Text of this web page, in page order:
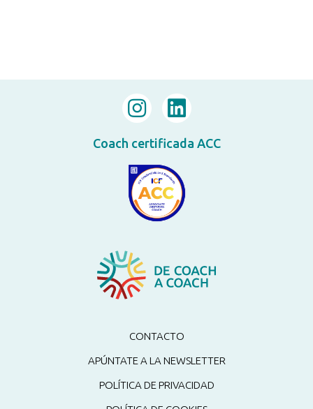
CONTACTO
APÚNTATE A LA NEWSLETTER
POLÍTICA DE PRIVACIDAD
Coach certificada ACC